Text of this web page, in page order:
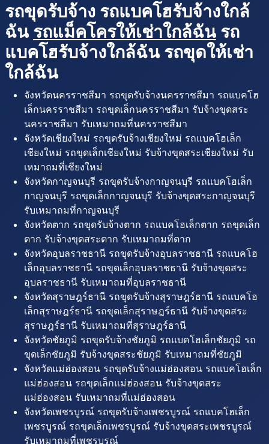
รถขุดรับจ้าง รถแบคโฮรับจ้างใกล้
ฉัน รถแม็คโครให้เช่าใกล้ฉัน รถ
แบคโฮรับจ้างใกล้ฉัน รถขุดให้เช่า
ใกล้ฉัน
จังหวัดนครราชสีมา รถขุดรับจ้างนครราชสีมา รถแบคโฮ
เล็กนครราชสีมา รถขุดเล็กนครราชสีมา รับจ้างขุดสระ
นครราชสีมา รับเหมาถมที่นครราชสีมา
จังหวัดเชียงใหม่ รถขุดรับจ้างเชียงใหม่ รถแบคโฮเล็ก
เชียงใหม่ รถขุดเล็กเชียงใหม่ รับจ้างขุดสระเชียงใหม่ รับ
เหมาถมที่เชียงใหม่
จังหวัดกาญจนบุรี รถขุดรับจ้างกาญจนบุรี รถแบคโฮเล็ก
กาญจนบุรี รถขุดเล็กกาญจนบุรี รับจ้างขุดสระกาญจนบุรี
รับเหมาถมที่กาญจนบุรี
จังหวัดตาก รถขุดรับจ้างตาก รถแบคโฮเล็กตาก รถขุดเล็ก
ตาก รับจ้างขุดสระตาก รับเหมาถมที่ตาก
จังหวัดอุบลราชธานี รถขุดรับจ้างอุบลราชธานี รถแบคโฮ
เล็กอุบลราชธานี รถขุดเล็กอุบลราชธานี รับจ้างขุดสระ
อุบลราชธานี รับเหมาถมที่อุบลราชธานี
จังหวัดสุราษฎร์ธานี รถขุดรับจ้างสุราษฎร์ธานี รถแบคโฮ
เล็กสุราษฎร์ธานี รถขุดเล็กสุราษฎร์ธานี รับจ้างขุดสระ
สุราษฎร์ธานี รับเหมาถมที่สุราษฎร์ธานี
จังหวัดชัยภูมิ รถขุดรับจ้างชัยภูมิ รถแบคโฮเล็กชัยภูมิ รถ
ขุดเล็กชัยภูมิ รับจ้างขุดสระชัยภูมิ รับเหมาถมที่ชัยภูมิ
จังหวัดแม่ฮ่องสอน รถขุดรับจ้างแม่ฮ่องสอน รถแบคโฮเล็ก
แม่ฮ่องสอน รถขุดเล็กแม่ฮ่องสอน รับจ้างขุดสระ
แม่ฮ่องสอน รับเหมาถมที่แม่ฮ่องสอน
จังหวัดเพชรบูรณ์ รถขุดรับจ้างเพชรบูรณ์ รถแบคโฮเล็ก
เพชรบูรณ์ รถขุดเล็กเพชรบูรณ์ รับจ้างขุดสระเพชรบูรณ์
รับเหมาถมที่เพชรบูรณ์